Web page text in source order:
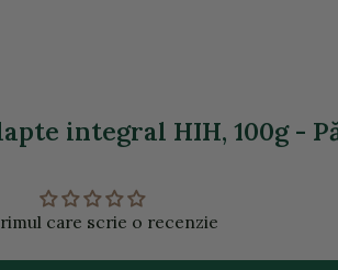
integral HIH, 100g -
care scrie o recenzie